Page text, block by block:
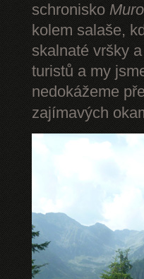
schronisko
kolem salaše,
skalnaté vršky
turistů a my
nedokážeme
zajímavých